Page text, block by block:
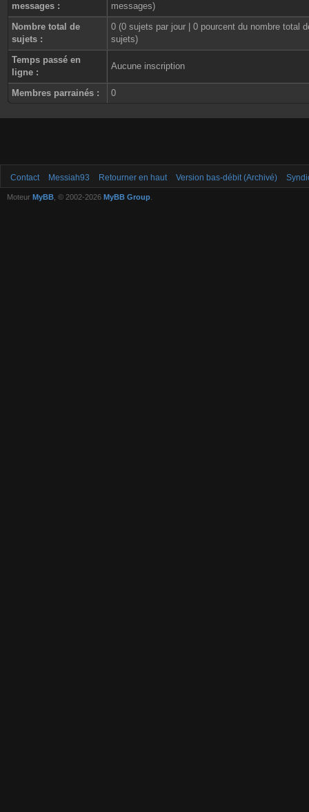
messages :
messages)
Nombre total de
sujets :
0 (0 sujets par jour | 0 pourcent du nombre total
sujets)
Temps passé en
ligne :
Aucune inscription
Membres parrainés : 0
Contact Messiah93 Retourner en haut Version bas-débit (Archivé)
Moteur MyBB , © 2002-2026 MyBB Group